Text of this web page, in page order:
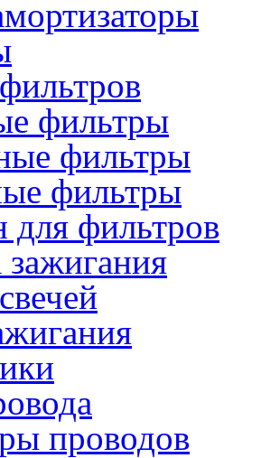
фильтры
фильтры
фильтры
для фильтров
проводов